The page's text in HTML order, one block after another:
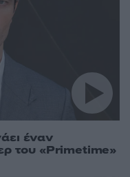
έναν
του «Primetime»